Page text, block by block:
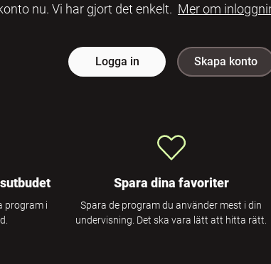
nu. Vi har gjort det enkelt. Mer om
Logga in Skapa konto
program i
Spara dina favoriter
Spara de program du använder mest i din
undervisning. Det ska vara lätt att hitta rätt.